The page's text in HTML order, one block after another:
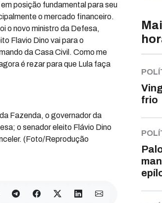
posição fundamental para seu
o mercado financeiro.
o novo ministro da Defesa,
Flavio Dino vai para o
da Casa Civil. Como me
é rezar para que Lula faça
Fazenda, o governador da
o senador eleito Flávio Dino
(Foto/Reprodução
frio